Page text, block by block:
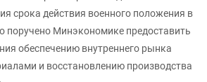
срока действия военного положения в
поручено Минэкономике предоставить
обеспечению внутреннего рынка
и восстановлению производства